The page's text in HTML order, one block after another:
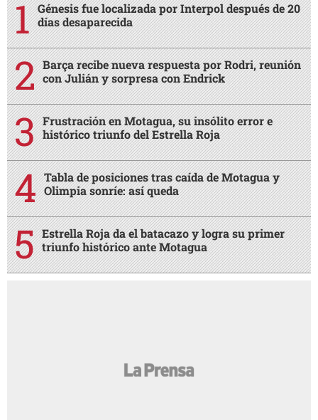
Génesis fue localizada por Interpol después de 20
días desaparecida
Barça recibe nueva respuesta por Rodri, reunión
con Julián y sorpresa con Endrick
Frustración en Motagua, su insólito error e
histórico triunfo del Estrella Roja
Tabla de posiciones tras caída de Motagua y
Olimpia sonríe: así queda
Estrella Roja da el batacazo y logra su primer
triunfo histórico ante Motagua